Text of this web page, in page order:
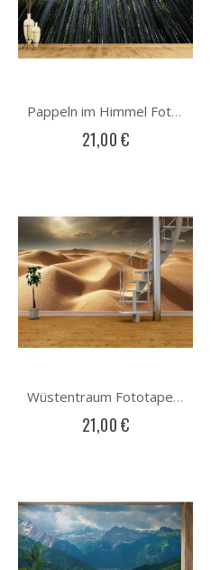
Pappeln im Himmel Fototapete
21,00 €
Wüstentraum Fototapete
21,00 €